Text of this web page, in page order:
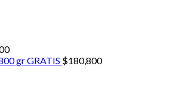
gr GRATIS $180,800